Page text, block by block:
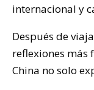
internacional y
Después de
reflexiones más
China no solo